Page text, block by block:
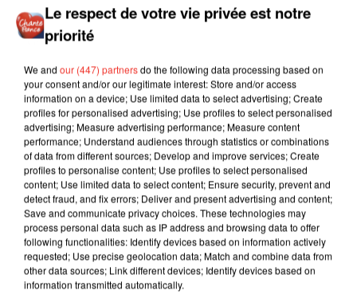
Le respect de votre vie privée est notre
priorité
We and our (447) partnersdo the following data processing based on
your consent and/or our legitimate interest: Store and/or access
information on a device; Use limited data to select advertising; Create
profiles for personalised advertising; Use profiles to select personalised
advertising; Measure advertising performance; Measure content
performance; Understand audiences through statistics or combinations
of data from different sources; Develop and improve services; Create
profiles to personalise content; Use profiles to select personalised
content; Use limited data to select content; Ensure security, prevent and
detect fraud, and fix errors; Deliver and present advertising and content;
Save and communicate privacy choices. These technologies may
process personal data such as IP address and browsing data to offer
following functionalities: Identify devices based on information actively
requested; Use precise geolocation data; Match and combine data from
other data sources; Link different devices; Identify devices based on
information transmitted automatically.